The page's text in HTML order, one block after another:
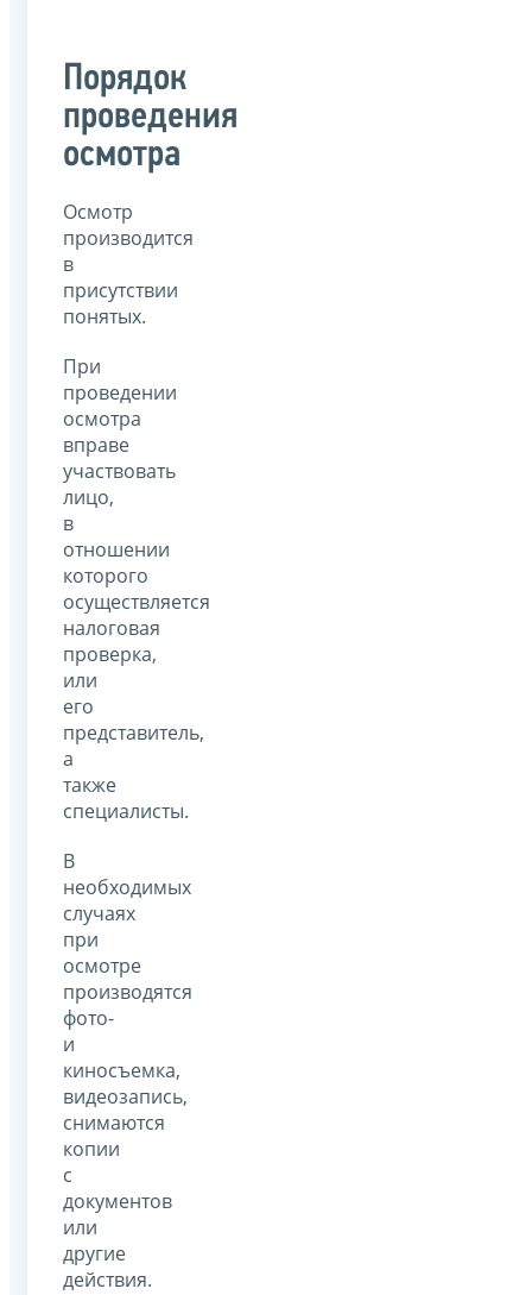
Порядок
проведения
осмотра
Осмотр
производится
в
присутствии
понятых.
При
проведении
осмотра
вправе
участвовать
лицо,
в
отношении
которого
осуществляется
налоговая
проверка,
или
его
представитель,
а
также
специалисты.
В
необходимых
случаях
при
осмотре
производятся
фото-
и
киносъемка,
видеозапись,
снимаются
копии
с
документов
или
другие
действия.